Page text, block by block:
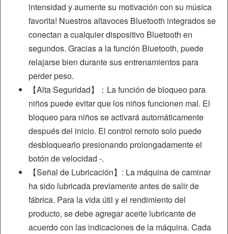
intensidad y aumente su motivación con su música
favorita! Nuestros altavoces Bluetooth integrados se
conectan a cualquier dispositivo Bluetooth en
segundos. Gracias a la función Bluetooth, puede
relajarse bien durante sus entrenamientos para
perder peso.
【Alta Seguridad】：La función de bloqueo para
niños puede evitar que los niños funcionen mal. El
bloqueo para niños se activará automáticamente
después del inicio. El control remoto solo puede
desbloquearlo presionando prolongadamente el
botón de velocidad -.
【Señal de Lubricación】: La máquina de caminar
ha sido lubricada previamente antes de salir de
fábrica. Para la vida útil y el rendimiento del
producto, se debe agregar aceite lubricante de
acuerdo con las indicaciones de la máquina. Cada